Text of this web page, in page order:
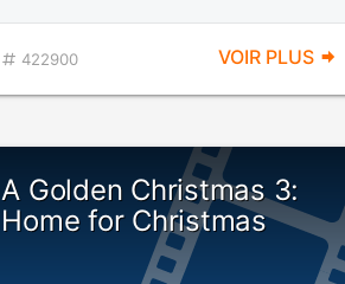
422900 VOIR PLUS
A Golden Christmas 3:
Home for Christmas